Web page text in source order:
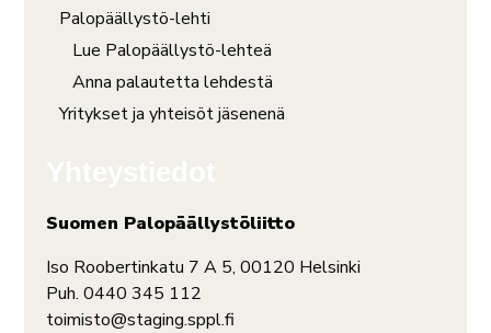
Palopäällystö-lehti
Lue Palopäällystö-lehteä
Anna palautetta lehdestä
Yritykset ja yhteisöt jäsenenä
Suomen Palopäällystöliitto
Iso Roobertinkatu 7 A 5, 00120 Helsinki
Puh. 0440 345 112
toimisto@staging.sppl.fi